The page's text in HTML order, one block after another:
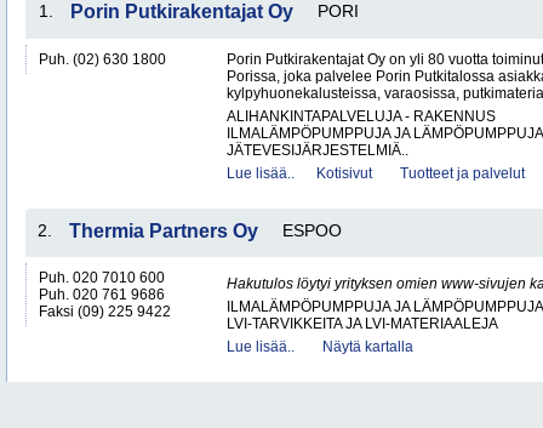
1. Porin Putkirakentajat Oy PORI
Puh. (02) 630 1800
Porin Putkirakentajat Oy on yli 80 vuotta
Porissa, joka palvelee Porin Putkitalossa
kylpyhuonekalusteissa, varaosissa,
ALIHANKINTAPALVELUJA - RAKENNUS
ILMALÄMPÖPUMPPUJA JA LÄMPÖPUMPPUJA
JÄTEVESIJÄRJESTELMIÄ..
Lue lisää..
Kotisivut Tuotteet ja palvelut
2. Thermia Partners Oy ESPOO
Puh. 020 7010 600
Puh. 020 761 9686
Faksi (09) 225 9422
Hakutulos löytyi yrityksen omien www-sivujen
ILMALÄMPÖPUMPPUJA JA LÄMPÖPUMPPUJA
LVI-TARVIKKEITA JA LVI-MATERIAALEJA
Lue lisää..
Näytä kartalla